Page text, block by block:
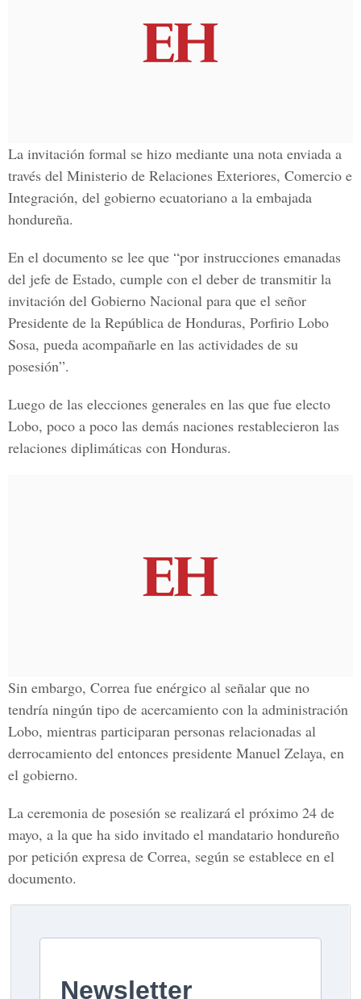
La invitación formal se hizo mediante una nota enviada a
través del Ministerio de Relaciones Exteriores, Comercio e
Integración, del gobierno ecuatoriano a la embajada
hondureña.
En el documento se lee que “por instrucciones emanadas
del jefe de Estado, cumple con el deber de transmitir la
invitación del Gobierno Nacional para que el señor
Presidente de la República de Honduras, Porfirio Lobo
Sosa, pueda acompañarle en las actividades de su
posesión”.
Luego de las elecciones generales en las que fue electo
Lobo, poco a poco las demás naciones restablecieron las
relaciones diplimáticas con Honduras.
Sin embargo, Correa fue enérgico al señalar que no
tendría ningún tipo de acercamiento con la administración
Lobo, mientras participaran personas relacionadas al
derrocamiento del entonces presidente Manuel Zelaya, en
el gobierno.
La ceremonia de posesión se realizará el próximo 24 de
mayo, a la que ha sido invitado el mandatario hondureño
por petición expresa de Correa, según se establece en el
documento.